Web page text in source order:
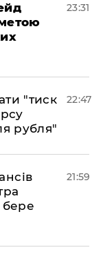
23:31
"тиск
рубля"
22:47
21:59